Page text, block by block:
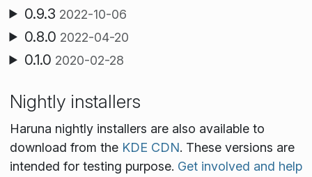
0.9.3 2022-10-06
0.8.0 2022-04-20
0.1.0 2020-02-28
Nightly installers
Haruna nightly installers are also available to
download from the KDE CDN. These versions are
intended for testing purpose. Get involved and help